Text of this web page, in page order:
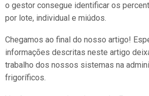
o gestor consegue identificar os
por lote, individual e miúdos.
Chegamos ao final do nosso artigo!
informações descritas neste artigo
trabalho dos nossos sistemas na
frigoríficos.